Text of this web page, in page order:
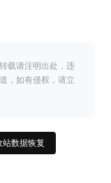
载请注明出处，违
，如有侵权，请立
站数据恢复